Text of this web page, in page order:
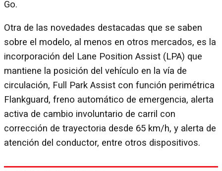
Go.
Otra de las novedades destacadas que se saben
sobre el modelo, al menos en otros mercados, es la
incorporación del Lane Position Assist (LPA) que
mantiene la posición del vehículo en la vía de
circulación, Full Park Assist con función perimétrica
Flankguard, freno automático de emergencia, alerta
activa de cambio involuntario de carril con
corrección de trayectoria desde 65 km/h, y alerta de
atención del conductor, entre otros dispositivos.